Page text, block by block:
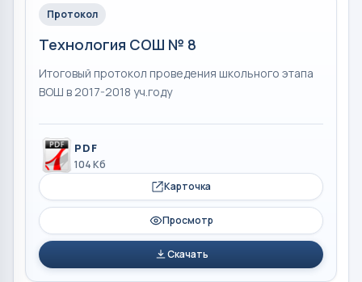
Протокол
Технология СОШ № 8
Итоговый протокол проведения школьного этапа
ВОШ в 2017-2018 уч.году
PDF
104 Кб
Карточка
Просмотр
Скачать